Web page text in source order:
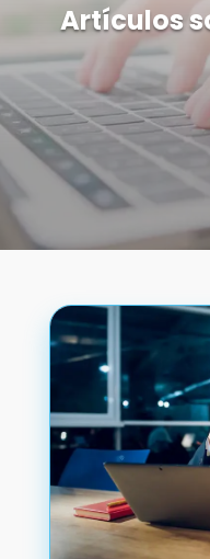
Artículos